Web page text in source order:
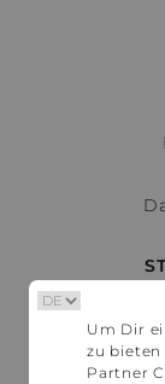
Um Dir
zu
Partner